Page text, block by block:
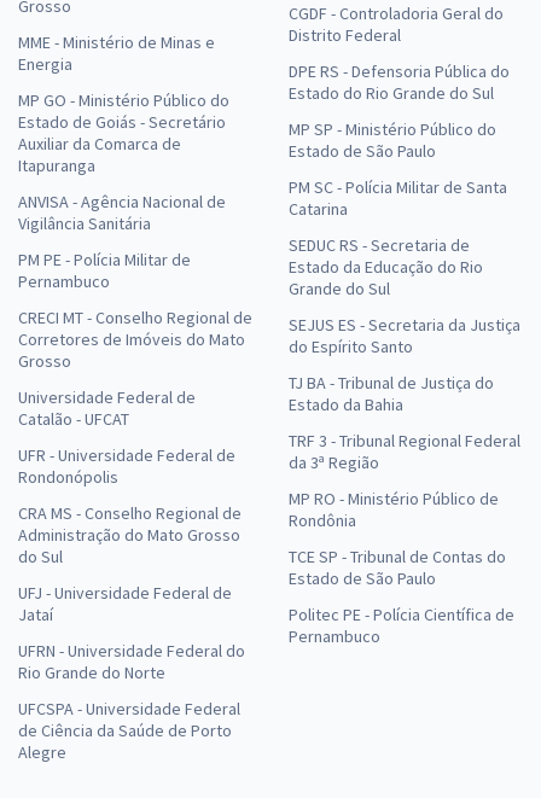
Grosso
MME - Ministério de Minas e
Energia
MP GO - Ministério Público do
Estado de Goiás - Secretário
Auxiliar da Comarca de
Itapuranga
ANVISA - Agência Nacional de
Vigilância Sanitária
PM PE - Polícia Militar de
Pernambuco
CRECI MT - Conselho Regional de
Corretores de Imóveis do Mato
Grosso
Universidade Federal de
Catalão - UFCAT
UFR - Universidade Federal de
Rondonópolis
CRA MS - Conselho Regional de
Administração do Mato Grosso
do Sul
UFJ - Universidade Federal de
Jataí
UFRN - Universidade Federal do
Rio Grande do Norte
UFCSPA - Universidade Federal
de Ciência da Saúde de Porto
Alegre
CGDF - Controladoria Geral do
Distrito Federal
DPE RS - Defensoria Pública do
Estado do Rio Grande do Sul
MP SP - Ministério Público do
Estado de São Paulo
PM SC - Polícia Militar de Santa
Catarina
SEDUC RS - Secretaria de
Estado da Educação do Rio
Grande do Sul
SEJUS ES - Secretaria da Justiça
do Espírito Santo
TJ BA - Tribunal de Justiça do
Estado da Bahia
TRF 3 - Tribunal Regional Federal
da 3ª Região
MP RO - Ministério Público de
Rondônia
TCE SP - Tribunal de Contas do
Estado de São Paulo
Politec PE - Polícia Científica de
Pernambuco